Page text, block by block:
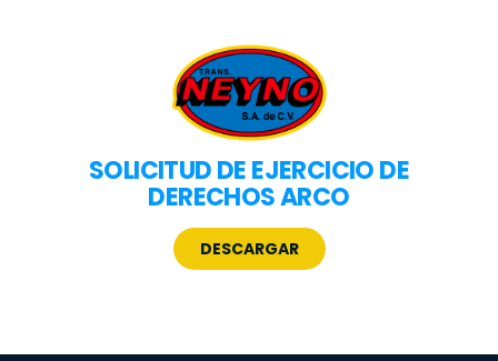
SOLICITUD DE EJERCICIO DE
DERECHOS ARCO
DESCARGAR